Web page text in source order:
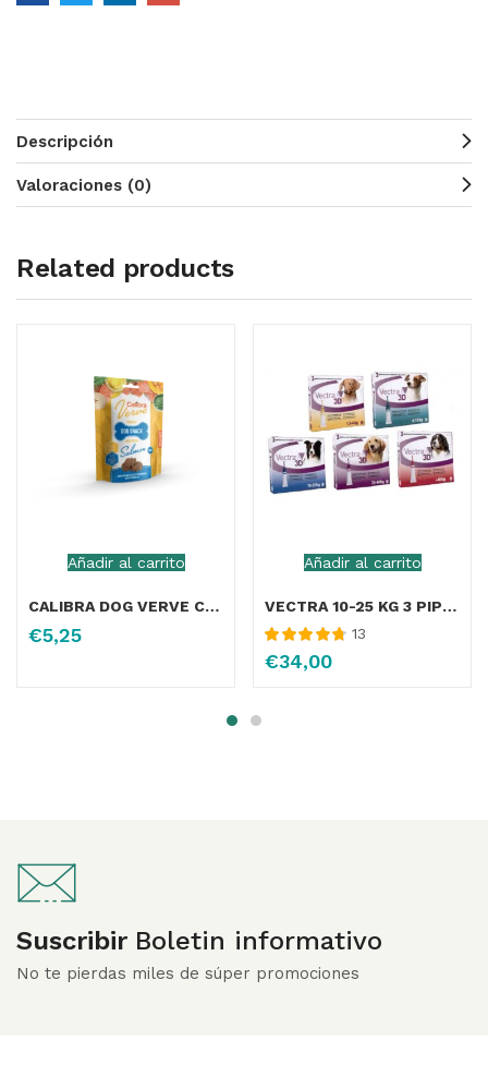
Descripción
Valoraciones (0)
Related products
Añadir al carrito
CALIBRA DOG VERVE CRUNCHY SNACK SALMON FRESCO 150G
€5,25
Añadir al carrito
VECTRA 10-25 KG 3 PIPETAS
Valorado con
4.83de 5
13
€34,00
Suscribir Boletin informativo
No te pierdas miles de súper promociones